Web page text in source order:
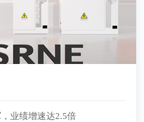
业绩增速达2.5倍